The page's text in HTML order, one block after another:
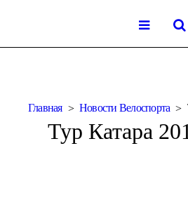
Главная Новости Велоспорта
Тур Катара